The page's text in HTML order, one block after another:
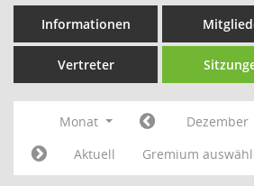
Informationen
Vertreter
Monat Dezember
Aktuell
Gremium